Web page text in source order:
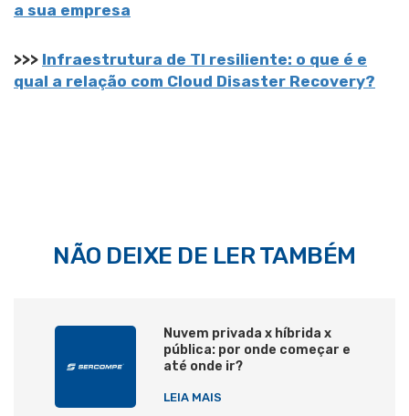
a sua empresa
>>> Infraestrutura de TI resiliente: o que é e
qual a relação com Cloud Disaster Recovery?
NÃO DEIXE DE LER TAMBÉM
Nuvem privada x híbrida x
pública: por onde começar e
até onde ir?
LEIA MAIS